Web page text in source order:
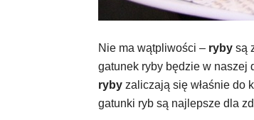
Nie ma wątpliwości – ryby są
gatunek ryby będzie w naszej
ryby zaliczają się właśnie do
gatunki ryb są najlepsze dla